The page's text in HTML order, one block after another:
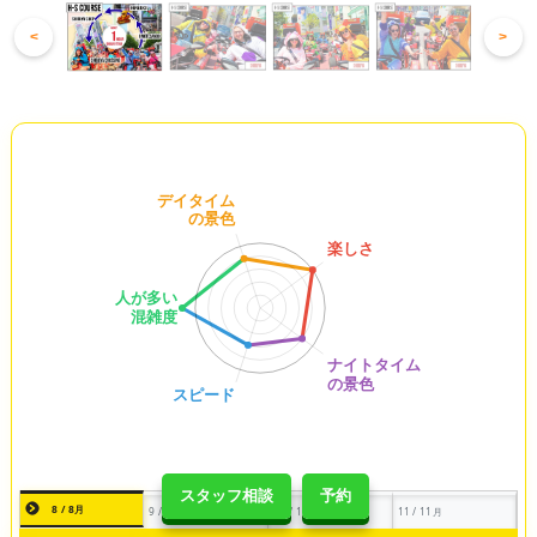
スタッフ相談 予約
< >
8 / 8月 9 / 9月 10 / 10月 11 / 11月